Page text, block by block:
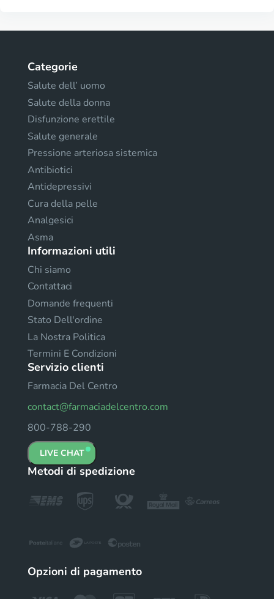
Categorie
Salute dell’ uomo
Salute della donna
Disfunzione erettile
Salute generale
Pressione arteriosa sistemica
Antibiotici
Antidepressivi
Cura della pelle
Analgesici
Asma
Informazioni utili
Chi siamo
Contattaci
Domande frequenti
Stato Dell'ordine
La Nostra Politica
Termini E Condizioni
Servizio clienti
Farmacia Del Centro
contact@farmaciadelcentro.com
800-788-290
LIVE CHAT
Metodi di spedizione
Opzioni di pagamento